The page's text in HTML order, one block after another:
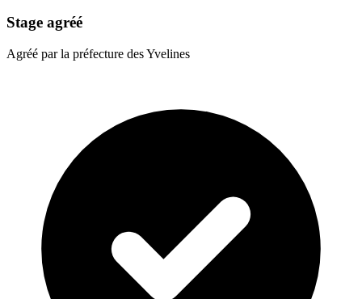
Stage agréé
Agréé par la préfecture des Yvelines